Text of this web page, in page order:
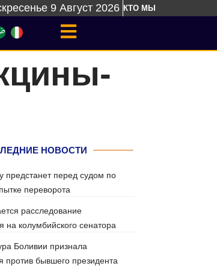
9 Август 2026 КТО МЫ
НОВОСТИ
предстанет перед судом по
переворота
расследование
на колумбийского сенатора
Боливии признала
против бывшего президента